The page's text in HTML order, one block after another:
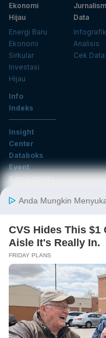
Ekonomi
Hijau
Energi Baru
Ekonomi
Sirkular
Investasi
Hijau
Data
Infografik
Analisis
Cek Data
Info
Indeks
Insight
Center
Databoks
Event
KatadataOto
Email
Tentang Katadata
Kebijakan